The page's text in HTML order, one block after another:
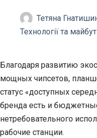
Тетяна
Технології та
Благодаря развитию
мощных чипсетов,
статус «доступных
бренда есть и
нетребовательного
рабочие станции.